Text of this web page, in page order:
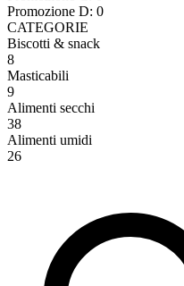
Promozione D: 0
CATEGORIE
Biscotti & snack
8
Masticabili
9
Alimenti secchi
38
Alimenti umidi
26